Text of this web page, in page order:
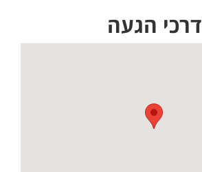
דרכי הגעה